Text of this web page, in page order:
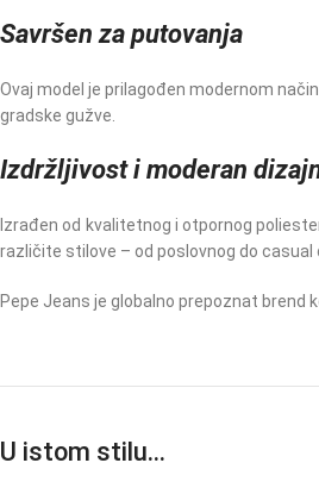
Savršen za putovanja
Ovaj model je prilagođen modernom
gradske gužve.
Izdržljivost i moderan
Izrađen od kvalitetnog i otpornog
različite stilove – od poslovnog do
Pepe Jeans je globalno prepoznat
U istom stilu…